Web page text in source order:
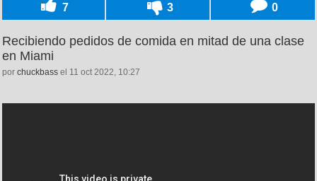
7 3 0
Recibiendo pedidos de comida en mitad de una clase
en Miami
por chuckbass el 11 oct 2022, 10:27